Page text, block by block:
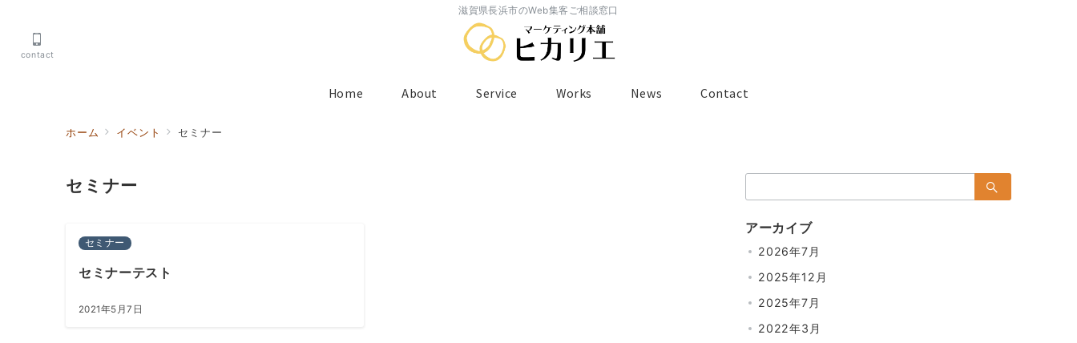
滋賀県長浜市のWeb集客ご相談窓口
contact
Home About Service Works News Contact
ホーム イベント セミナー
セミナー
セミナー
セミナーテスト
2021年5月7日
索：
アーカイブ
2026年7月
2025年12月
2025年7月
2022年3月